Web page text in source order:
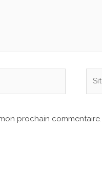
prochain commentaire.